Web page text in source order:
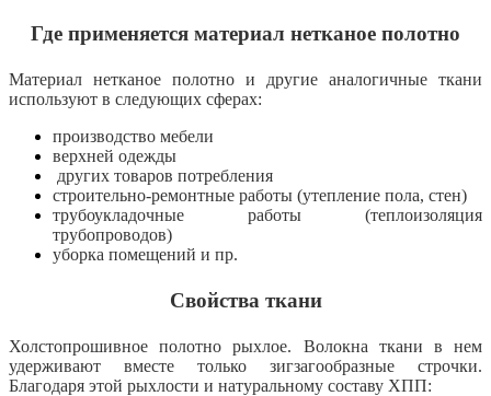
Где применяется материал нетканое полотно
Материал нетканое полотно и другие аналогичные ткани
используют в следующих сферах:
производство мебели
верхней одежды
других товаров потребления
строительно-ремонтные работы (утепление пола, стен)
трубоукладочные работы (теплоизоляция
трубопроводов)
уборка помещений и пр.
Свойства ткани
Холстопрошивное полотно рыхлое. Волокна ткани в нем
удерживают вместе только зигзагообразные строчки.
Благодаря этой рыхлости и натуральному составу ХПП: